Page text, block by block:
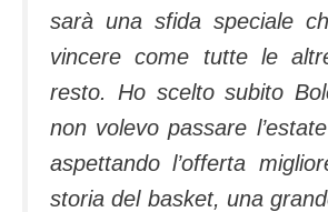
sarà una sfida speciale
vincere come tutte le
resto. Ho scelto subito
non volevo passare
aspettando l’offerta
storia del basket, una